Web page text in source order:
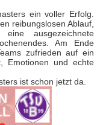
ein voller Erfolg.
reibungslosen Ablauf,
ausgezeichnete
Am Ende
zufrieden auf ein
Emotionen und echte
ist schon jetzt da.